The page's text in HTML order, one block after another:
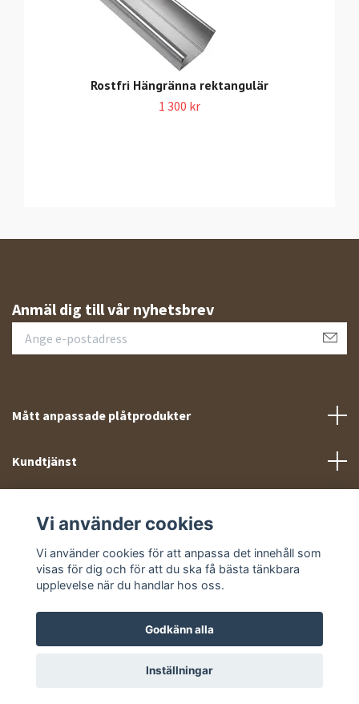
Rostfri Hängränna rektangulär
1 300 kr
Anmäl dig till vår nyhetsbrev
Mått anpassade plåtprodukter
Kundtjänst
Sociala medier
© 2026 Takprofiler.se
Vi använder cookies
Vi använder cookies för att anpassa det innehåll som
visas för dig och för att du ska få bästa tänkbara
upplevelse när du handlar hos oss.
Godkänn alla
Inställningar